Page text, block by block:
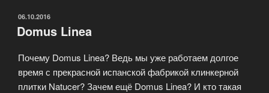
Ceramica!»
ОПУБЛИКОВАНО
06.10.2016
Domus Linea
Почему Domus Linea? Ведь мы уже работаем долгое
время с прекрасной испанской фабрикой клинкерной
плитки Natucer? Зачем ещё Domus Linea? И кто такая